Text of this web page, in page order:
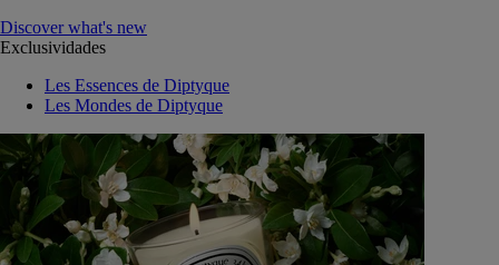
Discover what's new
Exclusividades
Les Essences de Diptyque
Les Mondes de Diptyque